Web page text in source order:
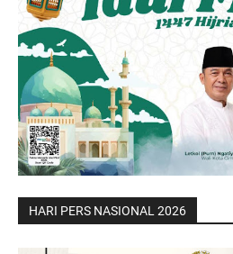
HARI PERS NASIONAL 2026